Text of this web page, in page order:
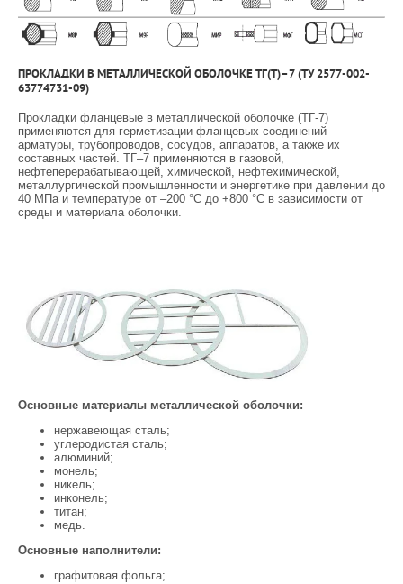
ПРОКЛАДКИ В МЕТАЛЛИЧЕСКОЙ ОБОЛОЧКЕ ТГ(Т)–7 (ТУ 2577-002-
63774731-09)
Прокладки фланцевые в металлической оболочке (ТГ-7)
применяются для герметизации фланцевых соединений
арматуры, трубопроводов, сосудов, аппаратов, а также их
составных частей. ТГ–7 применяются в газовой,
нефтеперерабатывающей, химической, нефтехимической,
металлургической промышленности и энергетике при давлении до
40 МПа и температуре от –200 °С до +800 °С в зависимости от
среды и материала оболочки.
Основные материалы металлической оболочки:
нержавеющая сталь;
углеродистая сталь;
алюминий;
монель;
никель;
инконель;
титан;
медь.
Основные наполнители:
графитовая фольга;